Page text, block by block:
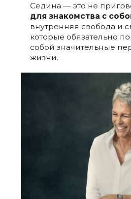
Седина — это не
для знакомства с
внутренняя свобода и
которые обязательно
собой значительные
жизни.